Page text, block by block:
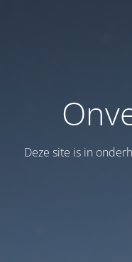
Deze site is in